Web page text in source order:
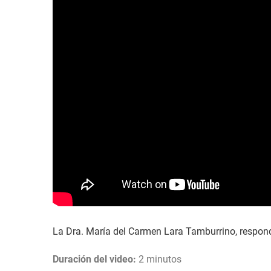
La Dra. María del Carmen Lara Tamburrino,
Duración del video: 2 minutos